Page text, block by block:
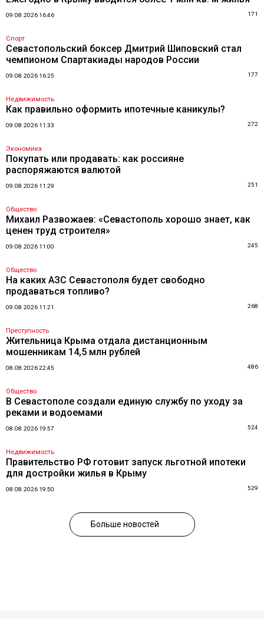
09.08.2026 16:46 171
Спорт
Севастопольский боксер Дмитрий Шиповский стал
чемпионом Спартакиады народов России
09.08.2026 16:25 177
Недвижимость
Как правильно оформить ипотечные каникулы?
09.08.2026 11:33 272
Экономика
Покупать или продавать: как россияне
распоряжаются валютой
09.08.2026 11:29 251
Общество
Михаил Развожаев: «Севастополь хорошо знает, как
ценен труд строителя»
09.08.2026 11:00 245
Общество
На каких АЗС Севастополя будет свободно
продаваться топливо?
09.08.2026 11:21 268
Преступность
Жительница Крыма отдала дистанционным
мошенникам 14,5 млн рублей
08.08.2026 22:45 486
Общество
В Севастополе создали единую службу по уходу за
реками и водоемами
08.08.2026 19:57 524
Недвижимость
Правительство РФ готовит запуск льготной ипотеки
для достройки жилья в Крыму
08.08.2026 19:50 529
Больше новостей